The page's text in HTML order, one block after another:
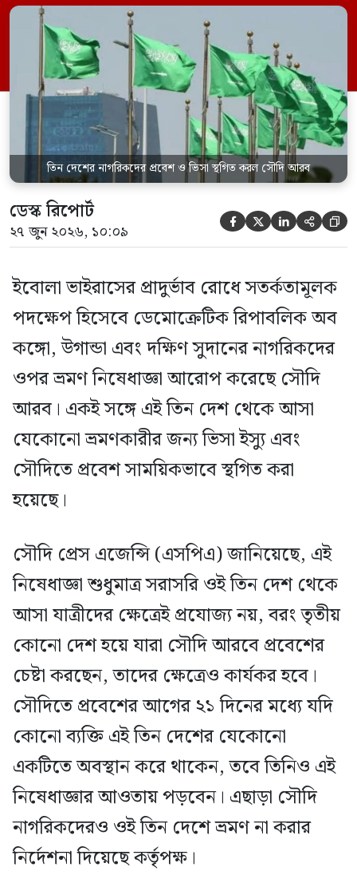
যেকোনো ভ্রমণকারীর জন্য ভিসা ইস্যু এবং
সৌদিতে প্রবেশ সাময়িকভাবে স্থগিত করা
হয়েছে। সৌদি প্রেস এজেন্সি (এসপিএ)
জানিয়েছে, এই নিষেধাজ্ঞা শুধুমাত্র সরাসরি ওই
তিন দেশ থেকে […]
তিন দেশের নাগরিকদের প্রবেশ ও ভিসা স্থগিত করল সৌদি আরব
ডেস্ক রিপোর্ট
২৭ জুন ২০২৬, ১০:০৯     
ইবোলা ভাইরাসের প্রাদুর্ভাব রোধে সতর্কতামূলক
পদক্ষেপ হিসেবে ডেমোক্রেটিক রিপাবলিক অব
কঙ্গো, উগান্ডা এবং দক্ষিণ সুদানের নাগরিকদের
ওপর ভ্রমণ নিষেধাজ্ঞা আরোপ করেছে সৌদি
আরব। একই সঙ্গে এই তিন দেশ থেকে আসা
যেকোনো ভ্রমণকারীর জন্য ভিসা ইস্যু এবং
সৌদিতে প্রবেশ সাময়িকভাবে স্থগিত করা
হয়েছে।
সৌদি প্রেস এজেন্সি (এসপিএ) জানিয়েছে, এই
নিষেধাজ্ঞা শুধুমাত্র সরাসরি ওই তিন দেশ থেকে
আসা যাত্রীদের ক্ষেত্রেই প্রযোজ্য নয়, বরং তৃতীয়
কোনো দেশ হয়ে যারা সৌদি আরবে প্রবেশের
চেষ্টা করছেন, তাদের ক্ষেত্রেও কার্যকর হবে।
সৌদিতে প্রবেশের আগের ২১ দিনের মধ্যে যদি
কোনো ব্যক্তি এই তিন দেশের যেকোনো
একটিতে অবস্থান করে থাকেন, তবে তিনিও এই
নিষেধাজ্ঞার আওতায় পড়বেন। এছাড়া সৌদি
নাগরিকদেরও ওই তিন দেশে ভ্রমণ না করার
নির্দেশনা দিয়েছে কর্তৃপক্ষ।